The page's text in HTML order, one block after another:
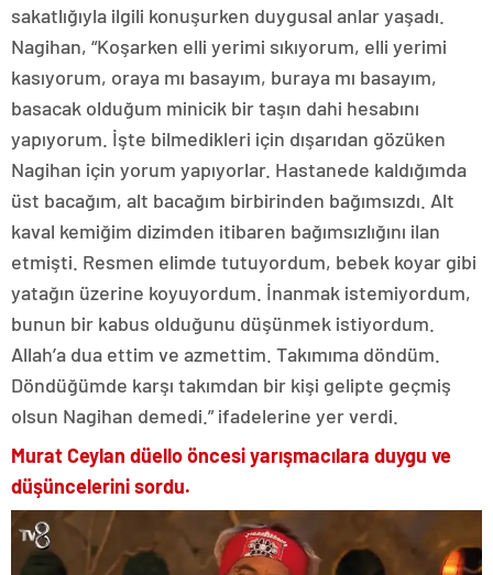
sakatlığıyla ilgili konuşurken duygusal anlar yaşadı.
Nagihan, “Koşarken elli yerimi sıkıyorum, elli yerimi
kasıyorum, oraya mı basayım, buraya mı basayım,
basacak olduğum minicik bir taşın dahi hesabını
yapıyorum. İşte bilmedikleri için dışarıdan gözüken
Nagihan için yorum yapıyorlar. Hastanede kaldığımda
üst bacağım, alt bacağım birbirinden bağımsızdı. Alt
kaval kemiğim dizimden itibaren bağımsızlığını ilan
etmişti. Resmen elimde tutuyordum, bebek koyar gibi
yatağın üzerine koyuyordum. İnanmak istemiyordum,
bunun bir kabus olduğunu düşünmek istiyordum.
Allah’a dua ettim ve azmettim. Takımıma döndüm.
Döndüğümde karşı takımdan bir kişi gelipte geçmiş
olsun Nagihan demedi.” ifadelerine yer verdi.
Murat Ceylan düello öncesi yarışmacılara duygu ve
düşüncelerini sordu.